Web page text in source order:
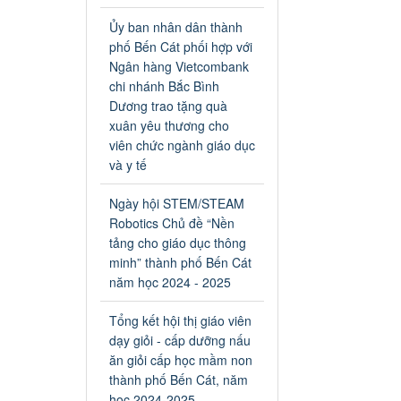
tại các cơ sở giáo dục trên địa
bàn thị xã Bến Cát
Ngày ban hành: 04/03/2024
Kế hoạch thực hiện Chỉ thị
số 16/CT-TTg ngày
27/05/2023 của Thủ tướng
Chính phủ về tăng cường
phòng ngừa, đấu tranh tội
liên quan đến hoạt động tổ
chức đánh bạc và đánh bạc
Kế hoạch thực hiện Chỉ thị số
16/CT-TTg ngày 27/05/2023
của Thủ tướng Chính phủ về
tăng cường phòng ngừa, đấu
tranh tội phạm, vi phạm pháp
luật liên quan đến hoạt động
tổ chức đánh bạc và đánh bạc
Ngày ban hành: 04/03/2024
Ủy ban nhân dân thành
phố Bến Cát phối hợp với
Ngân hàng Vietcombank
chi nhánh Bắc Bình
Dương trao tặng quà
xuân yêu thương cho
viên chức ngành giáo dục
và y tế
Ngày hội STEM/STEAM
Robotics Chủ đề “Nền
tảng cho giáo dục thông
minh” thành phố Bến Cát
năm học 2024 - 2025
Tổng kết hội thị giáo viên
dạy giỏi - cấp dưỡng nấu
ăn giỏi cấp học mầm non
thành phố Bến Cát, năm